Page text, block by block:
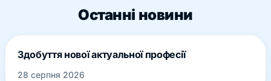
Останні новини
Здобуття нової актуальної професії
28 серпня 2026